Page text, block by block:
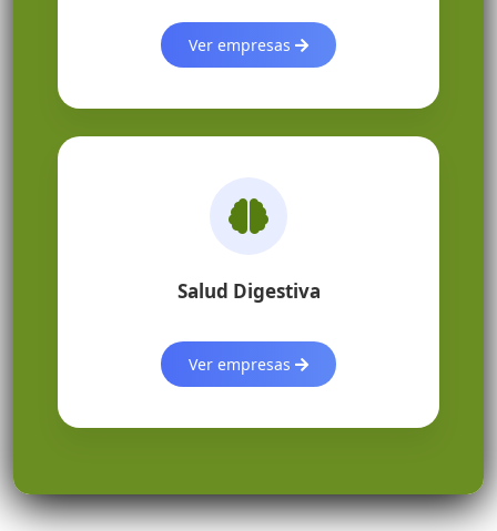
Ver empresas
Salud Digestiva
Ver empresas